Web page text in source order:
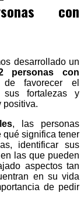
con
desarrollado un
personas con
favorecer el
sus fortalezas y
positiva.
, las personas
qué significa tener
identificar sus
las que pueden
aspectos tan
en su vida
de pedir